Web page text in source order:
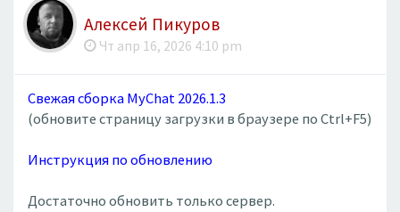
Алексей Пикуров
Чт апр 16, 2026 4:10 pm
Свежая сборка MyChat 2026.1.3
(обновите страницу загрузки в браузере по Ctrl+F5)
Инструкция по обновлению
Достаточно обновить только сервер.